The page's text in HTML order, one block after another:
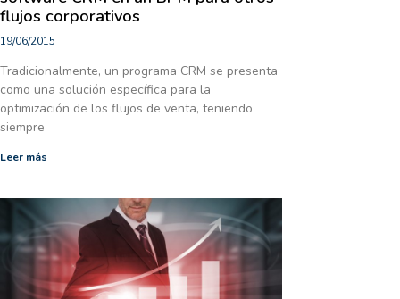
flujos corporativos
19/06/2015
Tradicionalmente, un programa CRM se presenta
como una solución específica para la
optimización de los flujos de venta, teniendo
siempre
Leer más